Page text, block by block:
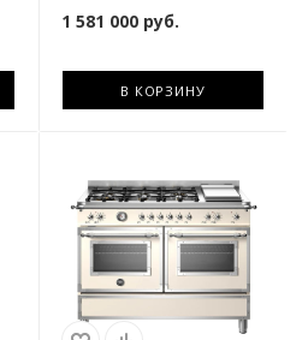
1 581 000руб.
В КОРЗИНУ